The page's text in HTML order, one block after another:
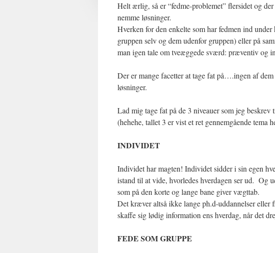
Helt ærlig, så er “fedme-problemet” flersidet og
nemme løsninger.
Hverken for den enkelte som har fedmen ind
gruppen selv og dem udenfor gruppen) eller på
man igen tale om tveæggede sværd: præventiv og
Der er mange facetter at tage fat på….ingen af
løsninger.
Lad mig tage fat på de 3 niveauer som jeg beskrev
(hehehe, tallet 3 er vist et ret gennemgående tema
INDIVIDET
Individet har magten! Individet sidder i sin egen
istand til at vide, hvorledes hverdagen ser ud.
som på den korte og lange bane giver vægttab.
Det kræver altså ikke lange ph.d-uddannelser eller
skaffe sig lødig information ens hverdag, når det
FEDE SOM GRUPPE